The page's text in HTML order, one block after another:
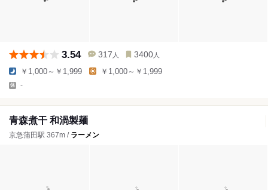
3.54 317 人 3400 人
￥1,000～￥1,999 ￥1,000～￥1,999
-
青森煮干 和渦製麺
京急蒲田駅 367m / ラーメン